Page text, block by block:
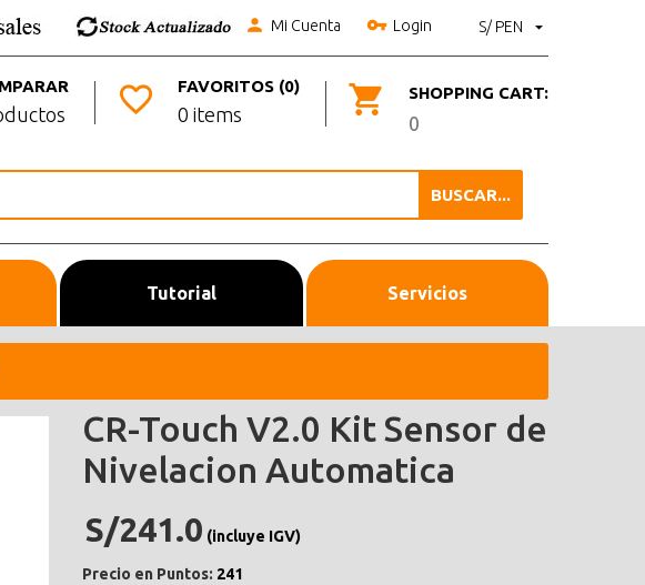
S/ PEN
Mi Cuenta Login
SHOPPING CART:
0
FAVORITOS (0)
0 items
BUSCAR...
Tutorial Servicios
CR-Touch V2.0 Kit Sensor de
Nivelacion Automatica
S/241.0 (incluye IGV)
Precio en Puntos: 241